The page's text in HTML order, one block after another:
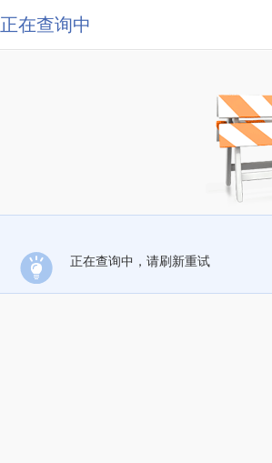
正在查询中
正在查询中，请刷新重试